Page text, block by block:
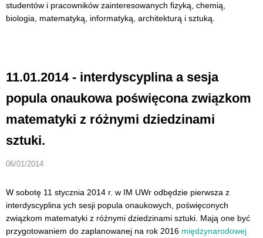
studentów i pracowników zainteresowanych fizyką, chemią,
biologia, matematyką, informatyką, architekturą i sztuką.
11.01.2014 - interdyscyplina a sesja
popula onaukowa poświęcona związkom
matematyki z różnymi dziedzinami
sztuki.
06/01/2014
W sobotę 11 stycznia 2014 r. w IM UWr odbędzie pierwsza z
interdyscyplina ych sesji popula onaukowych, poświęconych
związkom matematyki z różnymi dziedzinami sztuki. Mają one być
przygotowaniem do zaplanowanej na rok 2016 międzynarodowej